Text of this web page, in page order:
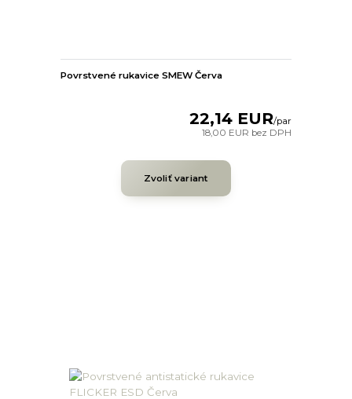
Povrstvené rukavice SMEW Červa
22,14 EUR/par
18,00 EUR bez DPH
Zvoliť variant